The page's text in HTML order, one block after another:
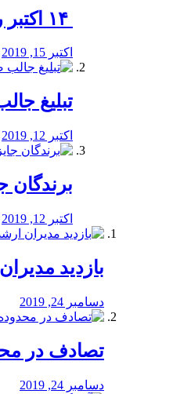
اکتبر 15, 2019
تبلیغ
اکتبر 12, 2019
برندگان
اکتبر 12, 2019
بازدید
دسامبر 24, 2019
تصادف در
دسامبر 24, 2019